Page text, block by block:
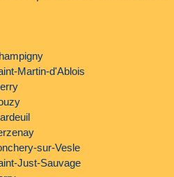
Martin-d'Ablois
sur-Vesle
Just-Sauvage